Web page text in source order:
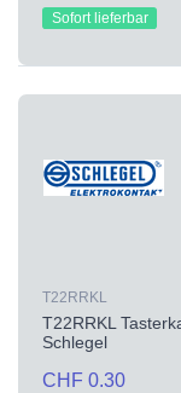
Sofort lieferbar
T22RRKL
T22RRKL
Schlegel
CHF 0.30